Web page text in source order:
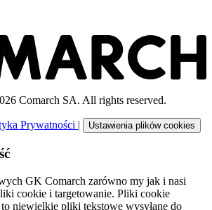
Comarch SA. All rights reserved.
Prywatności | Ustawienia plików cookies
GK Comarch zarówno my jak i nasi
cookie i targetowanie. Pliki cookie
niewielkie pliki tekstowe wysyłane do